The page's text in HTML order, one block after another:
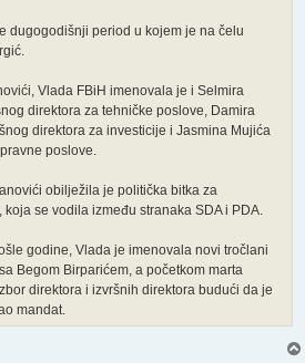
dugogodišnji period u kojem je na čelu
Vlada FBiH imenovala je i Selmira
direktora za tehničke poslove, Damira
direktora za investicije i Jasmina Mujića
poslove.
obilježila je politička bitka za
se vodila između stranaka SDA i PDA.
godine, Vlada je imenovala novi tročlani
Begom Birparićem, a početkom marta
direktora i izvršnih direktora budući da je
mandat.